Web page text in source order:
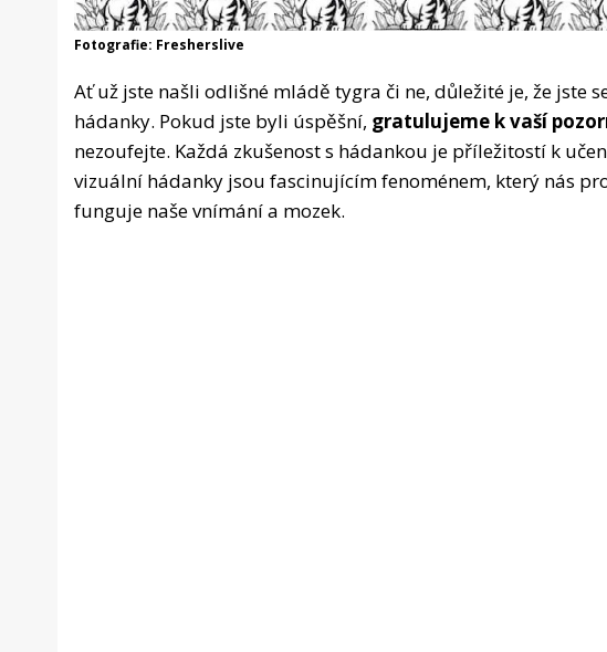
Fotografie: Fresherslive
Ať už jste našli odlišné mládě tygra či ne, důležité je, že jste
hádanky. Pokud jste byli úspěšní, gratulujeme k vaší
nezoufejte. Každá zkušenost s hádankou je příležitostí k
vizuální hádanky jsou fascinujícím fenoménem, který nás
funguje naše vnímání a mozek.